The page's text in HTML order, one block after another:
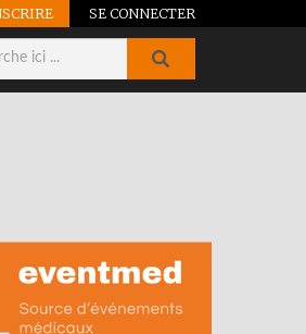
SE CONNECTER